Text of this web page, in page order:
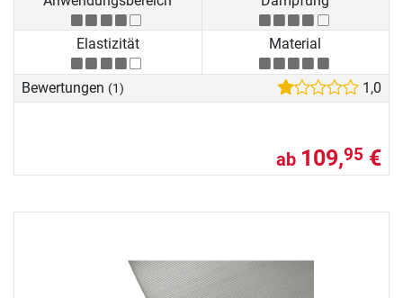
Elastizität Material
Bewertungen (1) 1,0
ab 109,95 €